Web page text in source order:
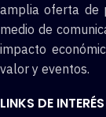
amplia oferta de
medio de
impacto
valor y eventos.
LINKS DE INTERÉS